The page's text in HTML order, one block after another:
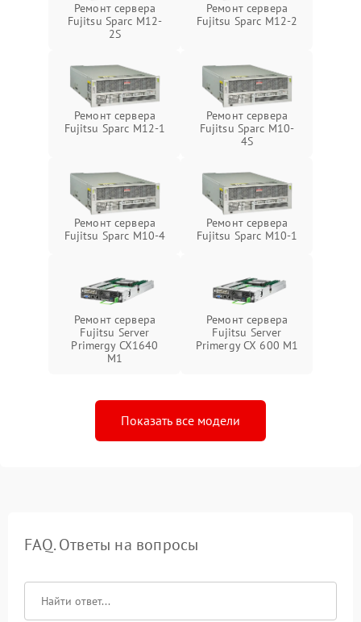
Ремонт сервера
Fujitsu Sparc M12-
2S
Ремонт сервера
Fujitsu Sparc M12-2
Ремонт сервера
Fujitsu Sparc M12-1
Ремонт сервера
Fujitsu Sparc M10-
4S
Ремонт сервера
Fujitsu Sparc M10-4
Ремонт сервера
Fujitsu Sparc M10-1
Ремонт сервера
Fujitsu Server
Primergy CX1640
M1
Ремонт сервера
Fujitsu Server
Primergy CX 600 M1
Показать все модели
FAQ. Ответы на вопросы